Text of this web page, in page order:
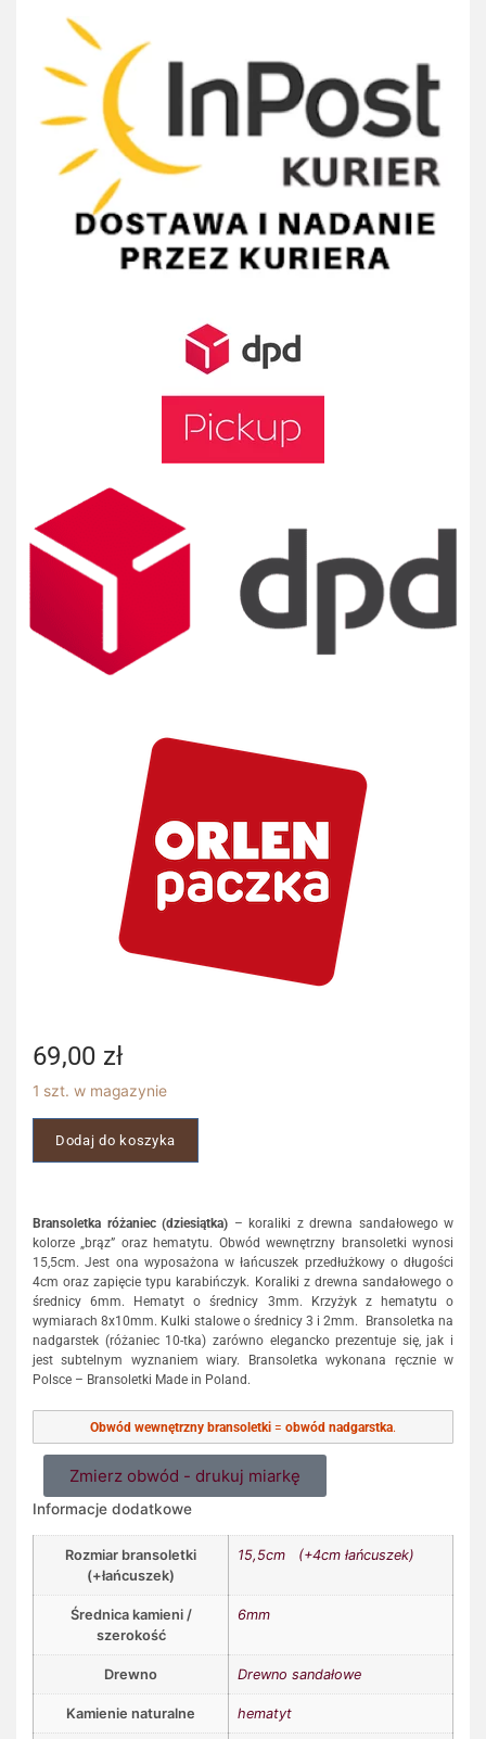
69,00 zł
1 szt. w magazynie
Dodaj do koszyka
Bransoletka różaniec (dziesiątka) – koraliki z drewna sandałowego w
kolorze „brąz” oraz hematytu. Obwód wewnętrzny bransoletki wynosi
15,5cm. Jest ona wyposażona w łańcuszek przedłużkowy o długości
4cm oraz zapięcie typu karabińczyk. Koraliki z drewna sandałowego o
średnicy 6mm. Hematyt o średnicy 3mm. Krzyżyk z hematytu o
wymiarach 8x10mm. Kulki stalowe o średnicy 3 i 2mm. Bransoletka na
nadgarstek (różaniec 10-tka) zarówno elegancko prezentuje się, jak i
jest subtelnym wyznaniem wiary. Bransoletka wykonana ręcznie w
Polsce – Bransoletki Made in Poland.
Obwód wewnętrzny bransoletki = obwód nadgarstka.
Zmierz obwód - drukuj miarkę
Informacje dodatkowe
Rozmiar bransoletki
(+łańcuszek)
15,5cm (+4cm łańcuszek)
Średnica kamieni /
szerokość
6mm
Drewno Drewno sandałowe
Kamienie naturalne hematyt